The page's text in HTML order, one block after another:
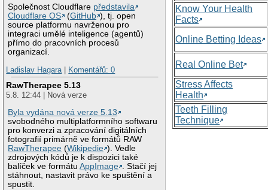
Společnost Cloudflare představila
Cloudflare OS
(GitHub ), tj. open
source platformu navrženou pro
integraci umělé inteligence (agentů)
přímo do pracovních procesů
organizací.
Ladislav Hagara
Komentářů: 0
RawTherapee 5.13
5.8. 12:44 | Nová verze
Byla vydána nová verze 5.13
svobodného multiplatformního softwaru
pro konverzi a zpracování digitálních
fotografií primárně ve formátů RAW
RawTherapee (Wikipedie ). Vedle
zdrojových kódů je k dispozici také
balíček ve formátuAppImage . Stačí jej
stáhnout, nastavit právo ke spuštění a
spustit.
Know Your Health
Facts
Online Betting Ideas
Real Online Bet
Stress Affects
Health
Teeth Filling
Technique